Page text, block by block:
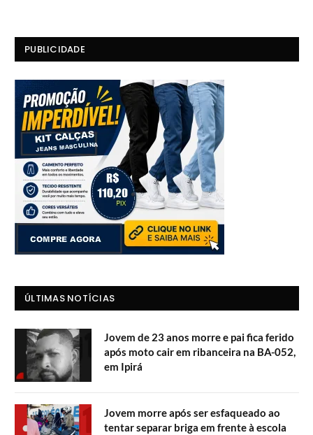
PUBLICIDADE
ÚLTIMAS NOTÍCIAS
Jovem de 23 anos morre e pai fica ferido
após moto cair em ribanceira na BA-052,
em Ipirá
Jovem morre após ser esfaqueado ao
tentar separar briga em frente à escola